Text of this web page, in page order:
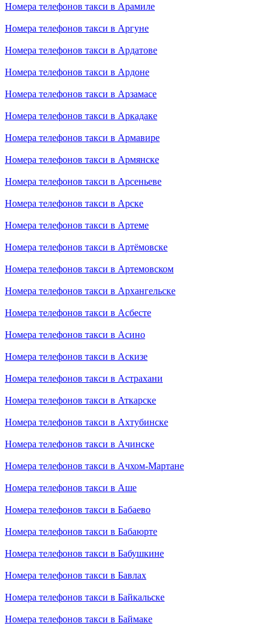
Номера телефонов такси в Арамиле
Номера телефонов такси в Аргуне
Номера телефонов такси в Ардатове
Номера телефонов такси в Ардоне
Номера телефонов такси в Арзамасе
Номера телефонов такси в Аркадаке
Номера телефонов такси в Армавире
Номера телефонов такси в Армянске
Номера телефонов такси в Арсеньеве
Номера телефонов такси в Арске
Номера телефонов такси в Артеме
Номера телефонов такси в Артёмовске
Номера телефонов такси в Артемовском
Номера телефонов такси в Архангельске
Номера телефонов такси в Асбесте
Номера телефонов такси в Асино
Номера телефонов такси в Аскизе
Номера телефонов такси в Астрахани
Номера телефонов такси в Аткарске
Номера телефонов такси в Ахтубинске
Номера телефонов такси в Ачинске
Номера телефонов такси в Ачхом-Мартане
Номера телефонов такси в Аше
Номера телефонов такси в Бабаево
Номера телефонов такси в Бабаюрте
Номера телефонов такси в Бабушкине
Номера телефонов такси в Бавлах
Номера телефонов такси в Байкальске
Номера телефонов такси в Баймаке